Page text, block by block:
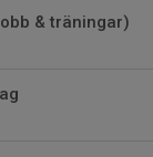
& träningar)